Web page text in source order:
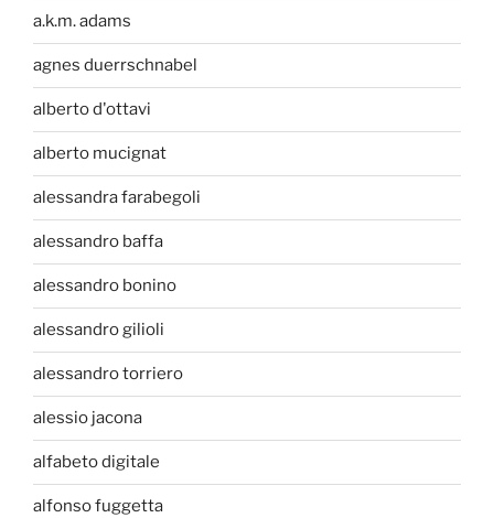
a.k.m. adams
agnes duerrschnabel
alberto d'ottavi
alberto mucignat
alessandra farabegoli
alessandro baffa
alessandro bonino
alessandro gilioli
alessandro torriero
alessio jacona
alfabeto digitale
alfonso fuggetta